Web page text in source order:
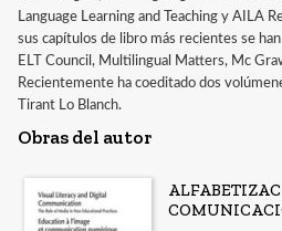
Language Learning and Teaching y AILA
sus capítulos de libro más recientes se
ELT Council, Multilingual Matters, Mc
Recientemente ha coeditado dos
Tirant Lo Blanch.
Obras del autor